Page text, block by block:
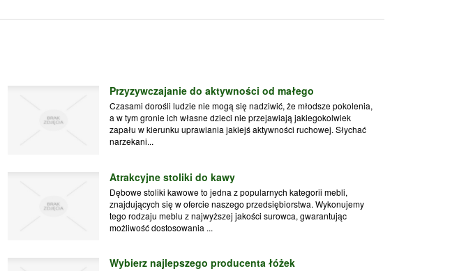
Przyzywczajanie do aktywności od małego
Czasami dorośli ludzie nie mogą się nadziwić, że młodsze pokolenia,
a w tym gronie ich własne dzieci nie przejawiają jakiegokolwiek
zapału w kierunku uprawiania jakiejś aktywności ruchowej. Słychać
narzekani...
Atrakcyjne stoliki do kawy
Dębowe stoliki kawowe to jedna z popularnych kategorii mebli,
znajdujących się w ofercie naszego przedsiębiorstwa. Wykonujemy
tego rodzaju meblu z najwyższej jakości surowca, gwarantując
możliwość dostosowania ...
Wybierz najlepszego producenta łóżek